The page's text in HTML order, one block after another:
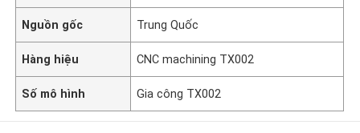
Nguồn gốc Trung Quốc
Hàng hiệu CNC machining TX002
Số mô hình Gia công TX002